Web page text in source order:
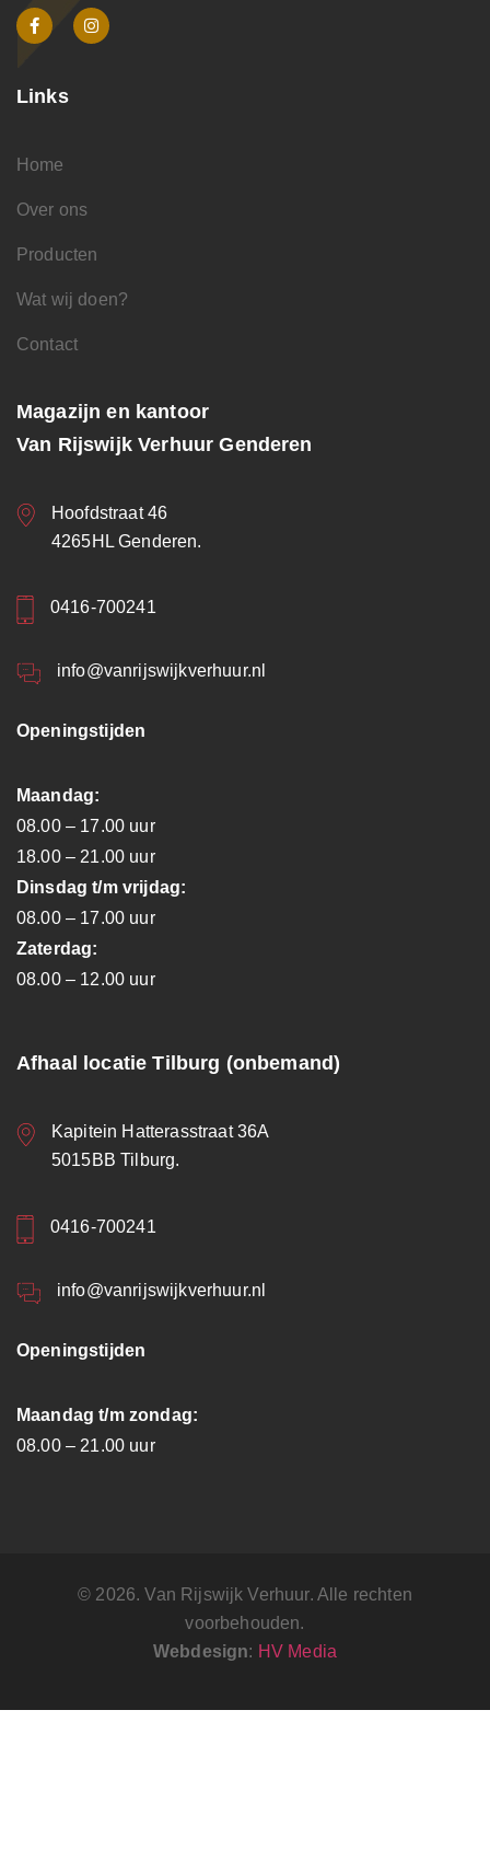
Links
Home
Over ons
Producten
Wat wij doen?
Contact
Magazijn en kantoor
Van Rijswijk Verhuur Genderen
Hoofdstraat 46
4265HL Genderen.
0416-700241
info@vanrijswijkverhuur.nl
Openingstijden
Maandag:
08.00 – 17.00 uur
18.00 – 21.00 uur
Dinsdag t/m vrijdag:
08.00 – 17.00 uur
Zaterdag:
08.00 – 12.00 uur
Afhaal locatie Tilburg (onbemand)
Kapitein Hatterasstraat 36A
5015BB Tilburg.
0416-700241
info@vanrijswijkverhuur.nl
Openingstijden
Maandag t/m zondag:
08.00 – 21.00 uur
© 2026. Van Rijswijk Verhuur. Alle rechten
voorbehouden.
Webdesign: HV Media